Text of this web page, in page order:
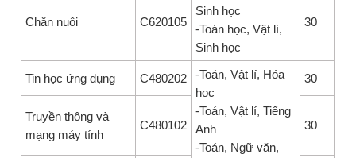
Sinh học
-Toán học, Vật lí,
Sinh học
Chăn nuôi C620105 30
Tin học ứng dụng C480202
-Toán, Vật lí, Hóa
học
-Toán, Vật lí, Tiếng
Anh
-Toán, Ngữ văn,
30
Truyền thông và
mạng máy tính
C480102 30